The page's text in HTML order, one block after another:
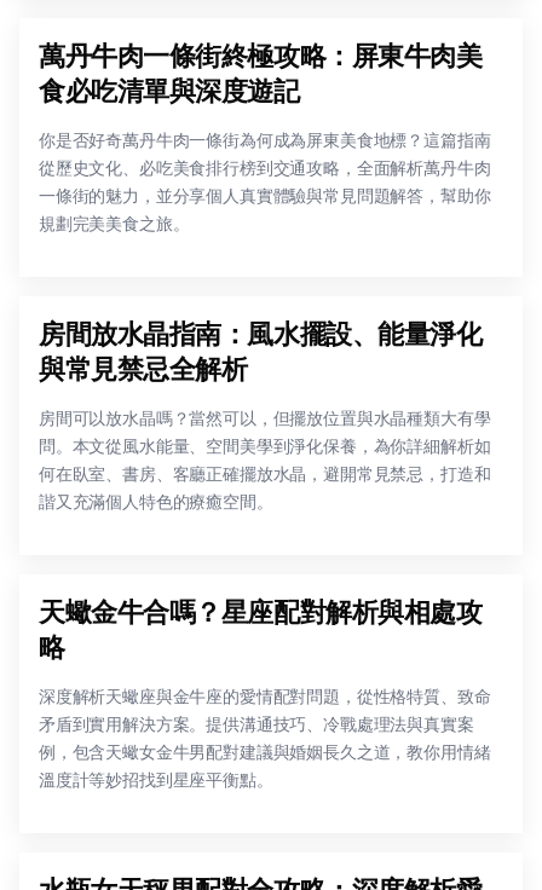
萬丹牛肉一條街終極攻略：屏東牛肉美
食必吃清單與深度遊記
你是否好奇萬丹牛肉一條街為何成為屏東美食地標？這篇指南
從歷史文化、必吃美食排行榜到交通攻略，全面解析萬丹牛肉
一條街的魅力，並分享個人真實體驗與常見問題解答，幫助你
規劃完美美食之旅。
房間放水晶指南：風水擺設、能量淨化
與常見禁忌全解析
房間可以放水晶嗎？當然可以，但擺放位置與水晶種類大有學
問。本文從風水能量、空間美學到淨化保養，為你詳細解析如
何在臥室、書房、客廳正確擺放水晶，避開常見禁忌，打造和
諧又充滿個人特色的療癒空間。
天蠍金牛合嗎？星座配對解析與相處攻
略
深度解析天蠍座與金牛座的愛情配對問題，從性格特質、致命
矛盾到實用解決方案。提供溝通技巧、冷戰處理法與真實案
例，包含天蠍女金牛男配對建議與婚姻長久之道，教你用情緒
溫度計等妙招找到星座平衡點。